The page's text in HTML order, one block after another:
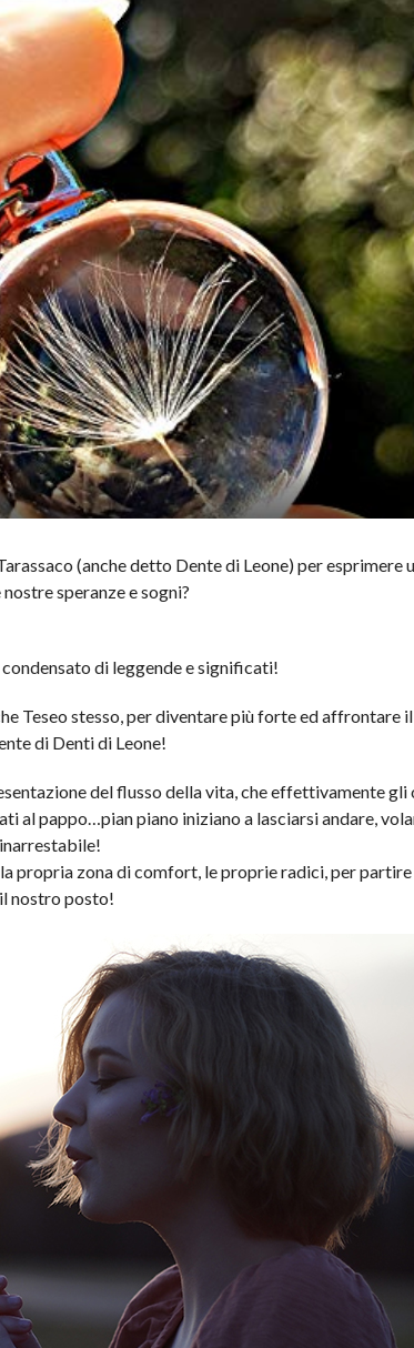
(anche detto Dente di Leone) per esprimere
speranze e sogni?
di leggende e significati!
Teseo stesso, per diventare più forte ed affrontare il
di Denti di Leone!
del flusso della vita, che effettivamente gli
al pappo…pian piano iniziano a lasciarsi andare,
propria zona di comfort, le proprie radici, per
nostro posto!